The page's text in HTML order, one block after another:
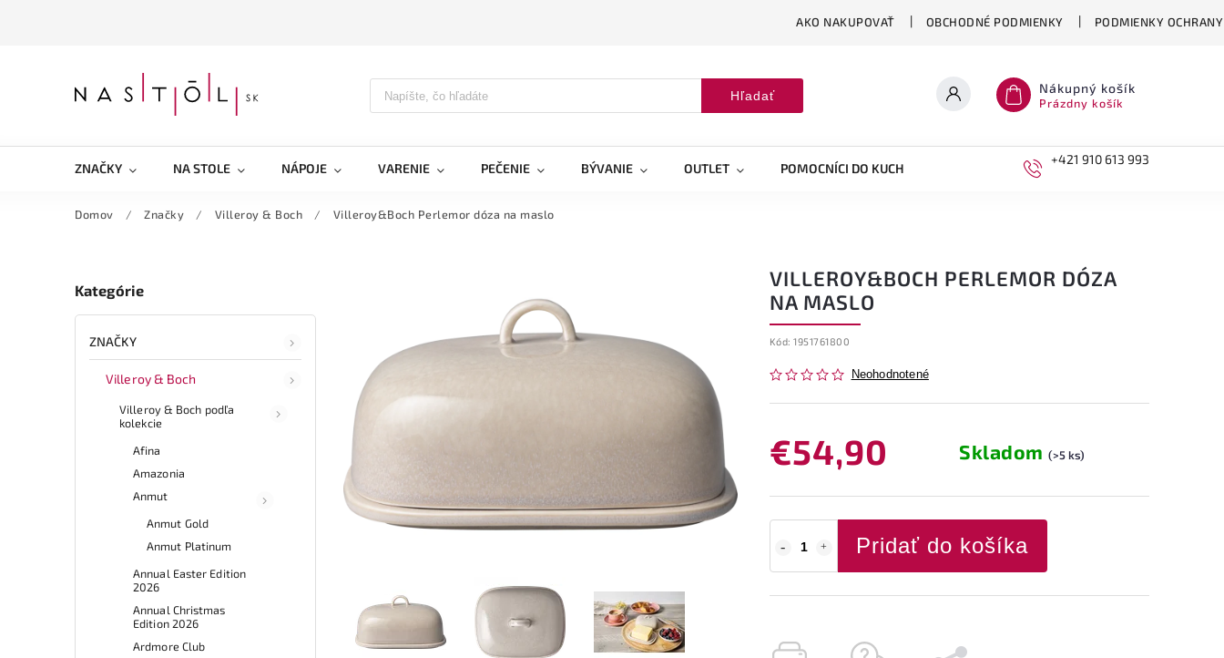
AKO NAKUPOVAŤ OBCHODNÉ PODMIENKY PODMIENKY
Hľadať Nákupný košík
Prázdny košík
ZNAČKY NA STOLE NÁPOJE VARENIE PEČENIE BÝVANIE OUTLET POMOCNÍCI DO KUCHYNE
+421 910 613 993
Domov / Značky / Villeroy & Boch / Villeroy&Boch Perlemor dóza na maslo
Kategórie
ZNAČKY
Villeroy & Boch
Villeroy & Boch podľa
kolekcie
Afina
Amazonia
Anmut
Anmut Gold
Anmut Platinum
Annual Easter Edition
2026
Annual Christmas
Edition 2026
Ardmore Club
VILLEROY&BOCH PERLEMOR DÓZA
NA MASLO
Kód: 1951761800
Neohodnotené
€54,90 Skladom(>5 ks)
Pridať do košíka